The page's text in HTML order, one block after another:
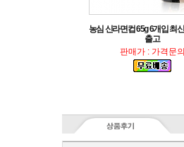
출고
판매가 : 가격문의